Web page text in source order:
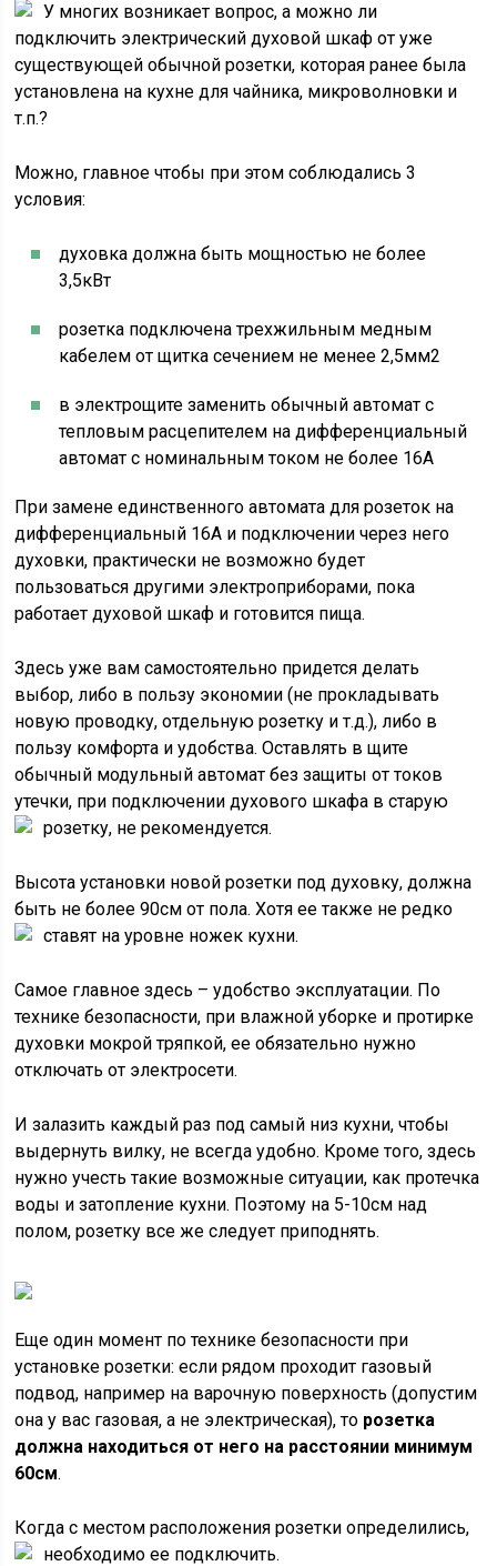
У многих возникает вопрос, а можно ли
подключить электрический духовой шкаф от уже
существующей обычной розетки, которая ранее была
установлена на кухне для чайника, микроволновки и
т.п.?
Можно, главное чтобы при этом соблюдались 3
условия:
духовка должна быть мощностью не более
3,5кВт
розетка подключена трехжильным медным
кабелем от щитка сечением не менее 2,5мм2
в электрощите заменить обычный автомат с
тепловым расцепителем на дифференциальный
автомат с номинальным током не более 16А
При замене единственного автомата для розеток на
дифференциальный 16А и подключении через него
духовки, практически не возможно будет
пользоваться другими электроприборами, пока
работает духовой шкаф и готовится пища.
Здесь уже вам самостоятельно придется делать
выбор, либо в пользу экономии (не прокладывать
новую проводку, отдельную розетку и т.д.), либо в
пользу комфорта и удобства. Оставлять в щите
обычный модульный автомат без защиты от токов
утечки, при подключении духового шкафа в старую
розетку, не рекомендуется.
Высота установки новой розетки под духовку, должна
быть не более 90см от пола. Хотя ее также не редко
ставят на уровне ножек кухни.
Самое главное здесь – удобство эксплуатации. По
технике безопасности, при влажной уборке и протирке
духовки мокрой тряпкой, ее обязательно нужно
отключать от электросети.
И залазить каждый раз под самый низ кухни, чтобы
выдернуть вилку, не всегда удобно. Кроме того, здесь
нужно учесть такие возможные ситуации, как протечка
воды и затопление кухни. Поэтому на 5-10см над
полом, розетку все же следует приподнять.
Еще один момент по технике безопасности при
установке розетки: если рядом проходит газовый
подвод, например на варочную поверхность (допустим
она у вас газовая, а не электрическая), то розетка
должна находиться от него на расстоянии минимум
60см.
Когда с местом расположения розетки определились,
необходимо ее подключить.